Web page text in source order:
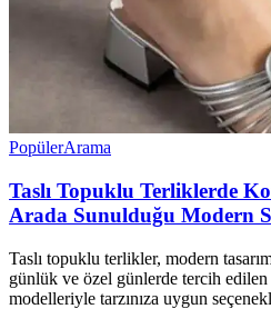
PopülerArama
Taslı Topuklu Terliklerde
Arada Sunulduğu Modern
Taslı topuklu terlikler, modern
günlük ve özel günlerde tercih edilen
modelleriyle tarzınıza uygun